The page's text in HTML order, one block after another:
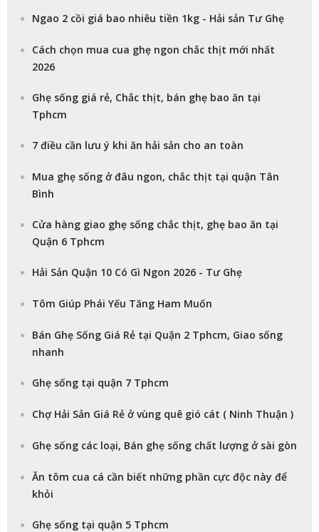
Ngao 2 cồi giá bao nhiêu tiền 1kg - Hải sản Tư Ghẹ
Cách chọn mua cua ghẹ ngon chắc thịt mới nhất
2026
Ghẹ sống giá rẻ, Chắc thịt, bán ghẹ bao ăn tại
Tphcm
7 điều cần lưu ý khi ăn hải sản cho an toàn
Mua ghẹ sống ở đâu ngon, chắc thịt tại quận Tân
Bình
Cửa hàng giao ghẹ sống chắc thịt, ghẹ bao ăn tại
Quận 6 Tphcm
Hải Sản Quận 10 Có Gì Ngon 2026 - Tư Ghẹ
Tôm Giúp Phái Yếu Tăng Ham Muốn
Bán Ghẹ Sống Giá Rẻ tại Quận 2 Tphcm, Giao sống
nhanh
Ghẹ sống tại quận 7 Tphcm
Chợ Hải Sản Giá Rẻ ở vùng quê gió cát ( Ninh Thuận )
Ghẹ sống các loại, Bán ghẹ sống chất lượng ở sài gòn
Ăn tôm cua cá cần biết những phần cực độc này để
khỏi
Ghẹ sống tại quận 5 Tphcm